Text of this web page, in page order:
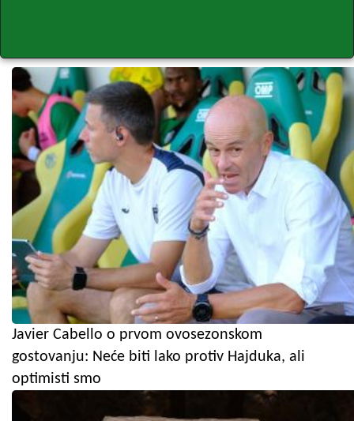
Javier Cabello o prvom ovosezonskom
gostovanju: Neće biti lako protiv Hajduka, ali
optimisti smo